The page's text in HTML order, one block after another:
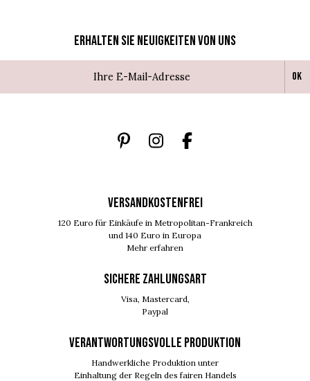
Erhalten Sie Neuigkeiten von uns
Ok
VERSANDKOSTENFREI
120 Euro für Einkäufe in Metropolitan-Frankreich
und 140 Euro in Europa
Mehr erfahren
SICHERE ZAHLUNGSART
Visa, Mastercard,
Paypal
VERANTWORTUNGSVOLLE PRODUKTION
Handwerkliche Produktion unter
Einhaltung der Regeln des fairen Handels